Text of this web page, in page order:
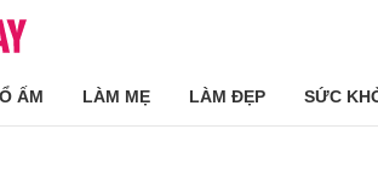
ẤM LÀM MẸ LÀM ĐẸP SỨC